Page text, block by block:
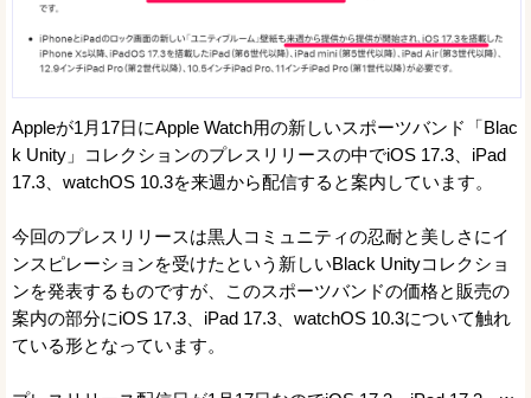
Appleが1月17日にApple Watch用の新しいスポーツバンド「Blac
k Unity」コレクションのプレスリリースの中でiOS 17.3、iPad
17.3、watchOS 10.3を来週から配信すると案内しています。
今回のプレスリリースは黒人コミュニティの忍耐と美しさにイ
ンスピレーションを受けたという新しいBlack Unityコレクショ
ンを発表するものですが、このスポーツバンドの価格と販売の
案内の部分にiOS 17.3、iPad 17.3、watchOS 10.3について触れ
ている形となっています。